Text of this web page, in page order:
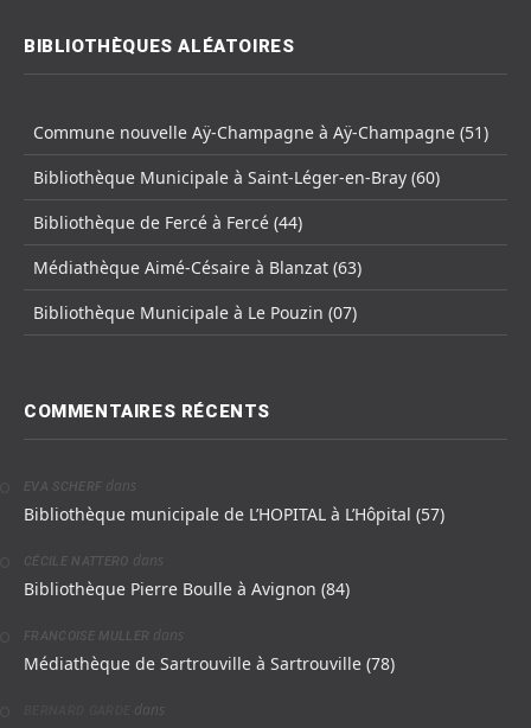
BIBLIOTHÈQUES ALÉATOIRES
Commune nouvelle Aÿ-Champagne à Aÿ-Champagne (51)
Bibliothèque Municipale à Saint-Léger-en-Bray (60)
Bibliothèque de Fercé à Fercé (44)
Médiathèque Aimé-Césaire à Blanzat (63)
Bibliothèque Municipale à Le Pouzin (07)
COMMENTAIRES RÉCENTS
EVA SCHERF dans
Bibliothèque municipale de L’HOPITAL à L’Hôpital (57)
CÉCILE NATTERO dans
Bibliothèque Pierre Boulle à Avignon (84)
FRANCOISE MULLER dans
Médiathèque de Sartrouville à Sartrouville (78)
dans